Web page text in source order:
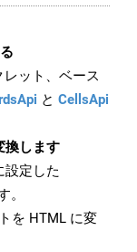
ット、ベース
と CellsApi
換します
設定した
。
を HTML に変